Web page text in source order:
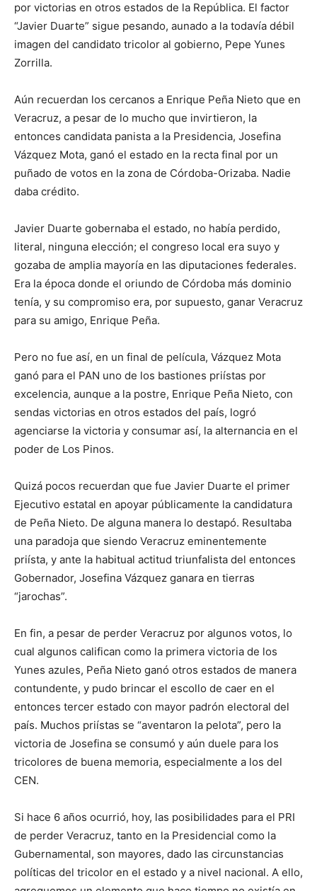
por victorias en otros estados de la República. El factor
“Javier Duarte” sigue pesando, aunado a la todavía débil
imagen del candidato tricolor al gobierno, Pepe Yunes
Zorrilla.
Aún recuerdan los cercanos a Enrique Peña Nieto que en
Veracruz, a pesar de lo mucho que invirtieron, la
entonces candidata panista a la Presidencia, Josefina
Vázquez Mota, ganó el estado en la recta final por un
puñado de votos en la zona de Córdoba-Orizaba. Nadie
daba crédito.
Javier Duarte gobernaba el estado, no había perdido,
literal, ninguna elección; el congreso local era suyo y
gozaba de amplia mayoría en las diputaciones federales.
Era la época donde el oriundo de Córdoba más dominio
tenía, y su compromiso era, por supuesto, ganar Veracruz
para su amigo, Enrique Peña.
Pero no fue así, en un final de película, Vázquez Mota
ganó para el PAN uno de los bastiones priístas por
excelencia, aunque a la postre, Enrique Peña Nieto, con
sendas victorias en otros estados del país, logró
agenciarse la victoria y consumar así, la alternancia en el
poder de Los Pinos.
Quizá pocos recuerdan que fue Javier Duarte el primer
Ejecutivo estatal en apoyar públicamente la candidatura
de Peña Nieto. De alguna manera lo destapó. Resultaba
una paradoja que siendo Veracruz eminentemente
priísta, y ante la habitual actitud triunfalista del entonces
Gobernador, Josefina Vázquez ganara en tierras
“jarochas”.
En fin, a pesar de perder Veracruz por algunos votos, lo
cual algunos califican como la primera victoria de los
Yunes azules, Peña Nieto ganó otros estados de manera
contundente, y pudo brincar el escollo de caer en el
entonces tercer estado con mayor padrón electoral del
país. Muchos priístas se “aventaron la pelota”, pero la
victoria de Josefina se consumó y aún duele para los
tricolores de buena memoria, especialmente a los del
CEN.
Si hace 6 años ocurrió, hoy, las posibilidades para el PRI
de perder Veracruz, tanto en la Presidencial como la
Gubernamental, son mayores, dado las circunstancias
políticas del tricolor en el estado y a nivel nacional. A ello,